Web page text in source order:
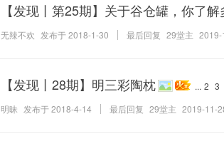
【发现丨第25期】关于谷仓罐，你了解
无辣不欢 发布于2018-1-30 最后回复 29堂主 2019-
【发现丨28期】明三彩陶枕 ... 2 3
明昧 发布于2018-4-14 最后回复 29堂主 2019-11-